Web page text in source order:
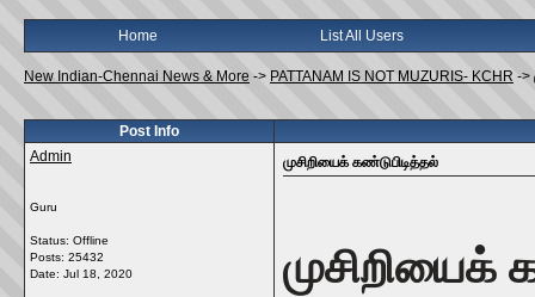
Home List All Users
New Indian-Chennai News & More -> PATTANAM IS NOT MUZURIS- KCHR ->
Post Info
Admin
Guru
Status: Offline
Posts: 25432
Date: Jul 18, 2020
முசிறியைக் கண்டுபிடித்தல்
முசிறியைக்